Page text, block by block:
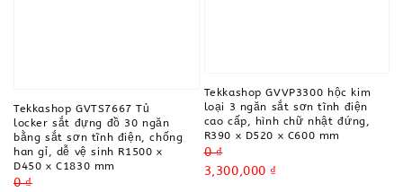
Tekkashop GVTS7667 Tủ
locker sắt đựng đồ 30 ngăn
bằng sắt sơn tĩnh điện, chống
han gỉ, dễ vệ sinh R1500 x
D450 x C1830 mm
Regular
0 ₫
Tekkashop GVVP3300 hộc kim
loại 3 ngăn sắt sơn tĩnh điện
cao cấp, hình chữ nhật đứng,
R390 x D520 x C600 mm
Regular
price
0 ₫
Sale
3,300,000 ₫